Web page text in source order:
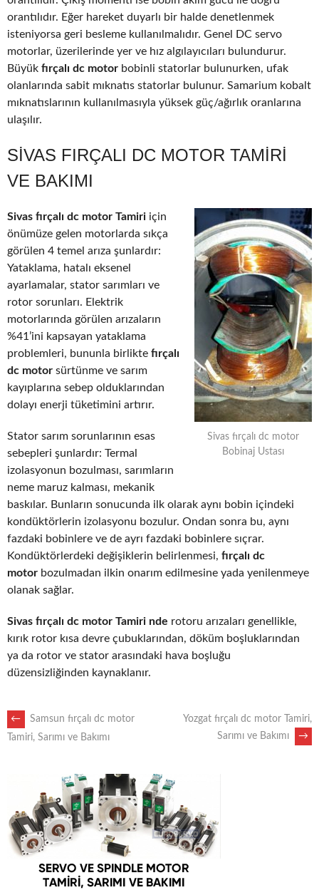
orantılıdır. Eğer hareket duyarlı bir halde denetlenmek
isteniyorsa geri besleme kullanılmalıdır. Genel DC servo
motorlar, üzerilerinde yer ve hız algılayıcıları bulundurur.
Büyük fırçalı dc motor bobinli statorlar bulunurken, ufak
olanlarında sabit mıknatıs statorlar bulunur. Samarium kobalt
mıknatıslarının kullanılmasıyla yüksek güç/ağırlık oranlarına
ulaşılır.
SIVAS FIRÇALI DC MOTOR TAMIRI
VE BAKIMI
Sivas fırçalı dc motor
Bobinaj Ustası
Sivas fırçalı dc motor Tamiri için
önümüze gelen motorlarda sıkça
görülen 4 temel arıza şunlardır:
Yataklama, hatalı eksenel
ayarlamalar, stator sarımları ve
rotor sorunları. Elektrik
motorlarında görülen arızaların
%41’ini kapsayan yataklama
problemleri, bununla birlikte fırçalı
dc motor sürtünme ve sarım
kayıplarına sebep olduklarından
dolayı enerji tüketimini artırır.
Stator sarım sorunlarının esas
sebepleri şunlardır: Termal
izolasyonun bozulması, sarımların
neme maruz kalması, mekanik
baskılar. Bunların sonucunda ilk olarak aynı bobin içindeki
kondüktörlerin izolasyonu bozulur. Ondan sonra bu, aynı
fazdaki bobinlere ve de ayrı fazdaki bobinlere sıçrar.
Kondüktörlerdeki değişiklerin belirlenmesi, fırçalı dc
motor bozulmadan ilkin onarım edilmesine yada yenilenmeye
olanak sağlar.
Sivas fırçalı dc motor Tamiri nde rotoru arızaları genellikle,
kırık rotor kısa devre çubuklarından, döküm boşluklarından
ya da rotor ve stator arasındaki hava boşluğu
düzensizliğinden kaynaklanır.
POST
NAVIGATION
←
Samsun fırçalı dc motor
Tamiri, Sarımı ve Bakımı
Yozgat fırçalı dc motor Tamiri,
Sarımı ve Bakımı
→